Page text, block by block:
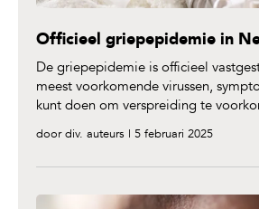
Officieel griepepidemie in
De griepepidemie is officieel
meest voorkomende virussen,
kunt doen om verspreiding te
door div. auteurs | 5 februari 2025